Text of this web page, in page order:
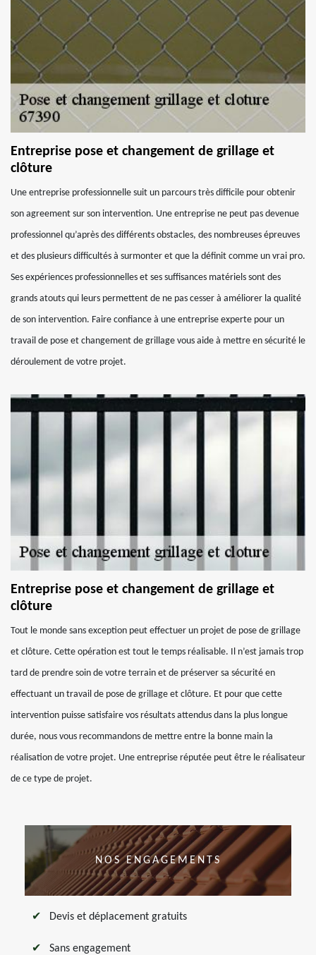
Entreprise pose et changement de grillage et
clôture
Une entreprise professionnelle suit un parcours très difficile pour obtenir
son agreement sur son intervention. Une entreprise ne peut pas devenue
professionnel qu’après des différents obstacles, des nombreuses épreuves
et des plusieurs difficultés à surmonter et que la définit comme un vrai pro.
Ses expériences professionnelles et ses suffisances matériels sont des
grands atouts qui leurs permettent de ne pas cesser à améliorer la qualité
de son intervention. Faire confiance à une entreprise experte pour un
travail de pose et changement de grillage vous aide à mettre en sécurité le
déroulement de votre projet.
Entreprise pose et changement de grillage et
clôture
Tout le monde sans exception peut effectuer un projet de pose de grillage
et clôture. Cette opération est tout le temps réalisable. Il n’est jamais trop
tard de prendre soin de votre terrain et de préserver sa sécurité en
effectuant un travail de pose de grillage et clôture. Et pour que cette
intervention puisse satisfaire vos résultats attendus dans la plus longue
durée, nous vous recommandons de mettre entre la bonne main la
réalisation de votre projet. Une entreprise réputée peut être le réalisateur
de ce type de projet.
NOS ENGAGEMENTS
Devis et déplacement gratuits
Sans engagement